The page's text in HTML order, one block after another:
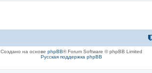
Создано на основе phpBB® Forum Software © phpBB Limited
Русская поддержка phpBB